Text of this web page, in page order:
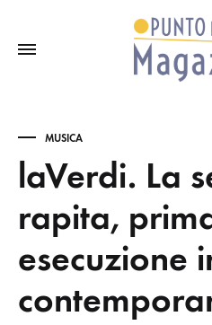
MUSICA
laVerdi. La
rapita,
esecuzione